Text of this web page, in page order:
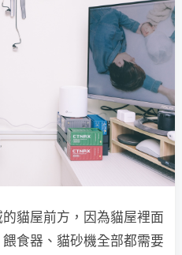
貓屋前方，因為貓屋裡面
食器、貓砂機全部都需要